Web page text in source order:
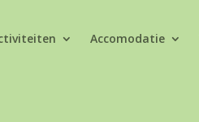
Accomodatie